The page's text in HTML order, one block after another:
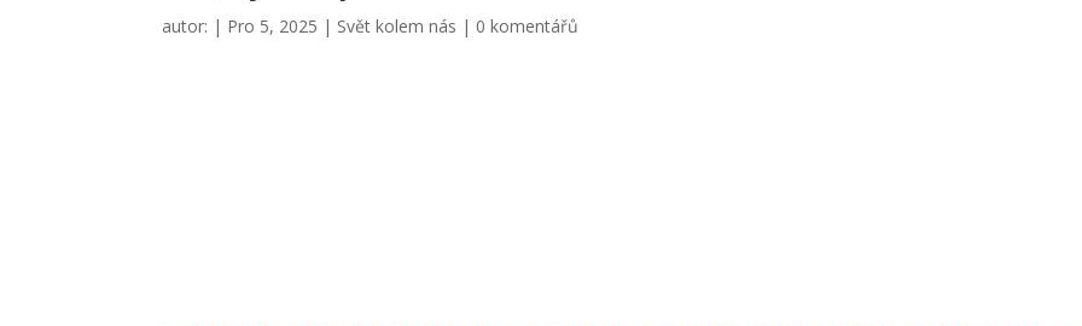
autor: | Pro 5, 2025 | Svět kolem nás | 0 komentářů